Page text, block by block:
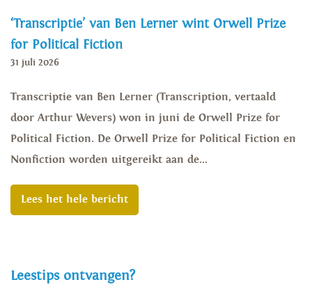
‘Transcriptie’ van Ben Lerner wint Orwell Prize
for Political Fiction
31 juli 2026
Transcriptie van Ben Lerner (Transcription, vertaald
door Arthur Wevers) won in juni de Orwell Prize for
Political Fiction. De Orwell Prize for Political Fiction en
Nonfiction worden uitgereikt aan de...
Lees het hele bericht
Leestips ontvangen?